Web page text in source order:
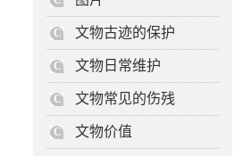
C 文物古迹的保护
C 文物日常维护
C 文物常见的伤残
C 文物价值